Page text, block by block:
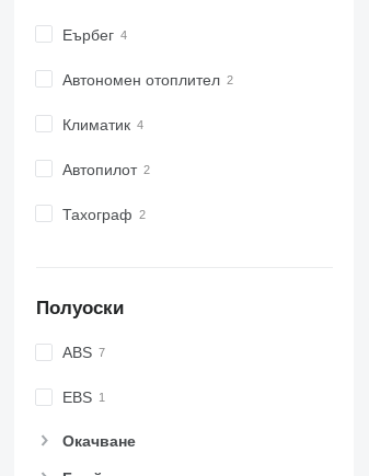
Еърбег
Автономен отоплител
Климатик
Автопилот
Тахограф
Полуоски
ABS
EBS
Окачване